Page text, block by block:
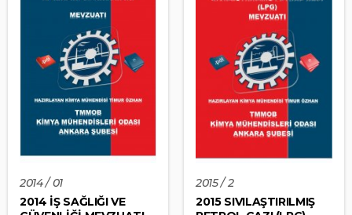
2014 / 01
2014 İŞ SAĞLIĞI VE
2015 / 2
2015 SIVILAŞTIRILMIŞ